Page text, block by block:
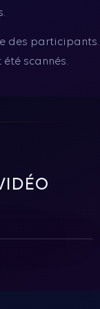
des participants.
été scannés.